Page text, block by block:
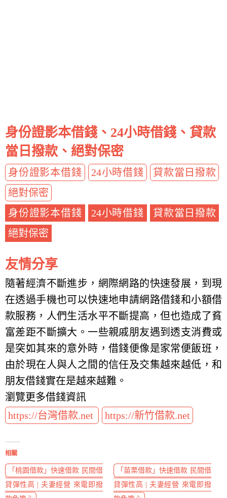
身份證影本借錢、24小時借錢、貸款
當日撥款、絕對保密
身份證影本借錢 24小時借錢
貸款當日撥款
絕對保密
身份證影本借錢
24小時借錢
貸款當日撥款
絕對保密
友情分享
隨著經濟不斷進步，網際網路的快速發展，到現
在透過手機也可以快速地申請網路借錢和小額借
款服務，人們生活水平不斷提高，但也造成了貧
富差距不斷擴大。一些親戚朋友遇到透支消費或
是突如其來的意外時，借錢便像是家常便飯班，
由於現在人與人之間的信任及交集越來越低，和
朋友借錢實在是越來越難。
瀏覽更多借錢資訊
https://台灣借款.net
https://新竹借款.net
相關
「桃園借款」快速借款 民間借
貸彈性高 | 夫妻經營 來電即撥
「苗栗借款」快速借款 民間借
貸彈性高 | 夫妻經營 來電即撥